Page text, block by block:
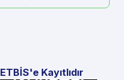
ETBİS'e Kayıtlıdır